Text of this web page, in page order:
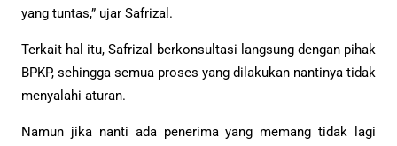
yang tuntas,” ujar Safrizal.
Terkait hal itu, Safrizal berkonsultasi langsung dengan pihak
BPKP, sehingga semua proses yang dilakukan nantinya tidak
menyalahi aturan.
Namun jika nanti ada penerima yang memang tidak lagi